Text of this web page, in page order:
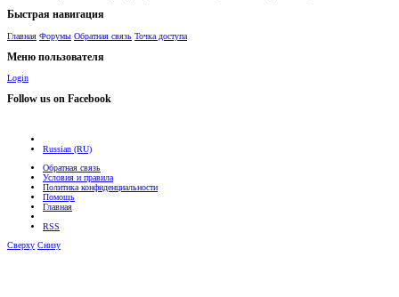
Быстрая навигация
Главная Форумы Обратная связь Точка доступа
Меню пользователя
Login
Follow us on Facebook
Russian (RU)
Обратная связь
Условия и правила
Политика конфиденциальности
Помощь
Главная
RSS
Сверху Снизу